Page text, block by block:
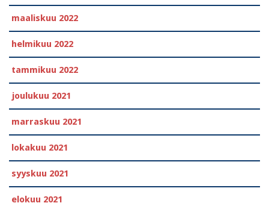
maaliskuu 2022
helmikuu 2022
tammikuu 2022
joulukuu 2021
marraskuu 2021
lokakuu 2021
syyskuu 2021
elokuu 2021